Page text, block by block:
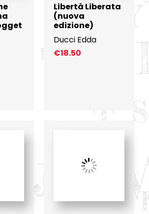
Libertà Liberata
(nuova
edizione)
Ducci Edda
€18.50